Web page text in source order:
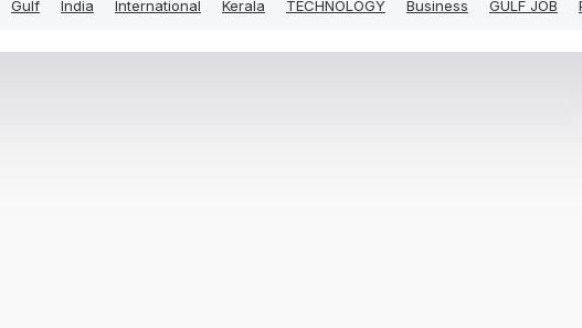
Gulf India International Kerala TECHNOLOGY Business GULF JOB